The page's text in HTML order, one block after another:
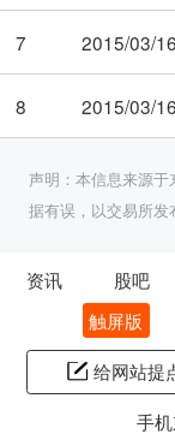
7 2015/03/16
8 2015/03/16
声明：本信息来源
据有误，以交易所发
资讯 股吧
触屏版
给网站提
手